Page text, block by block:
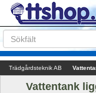
Trädgårdsteknik AB
Vattentank